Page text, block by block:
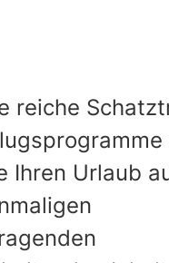
reiche
Ihren Urlaub